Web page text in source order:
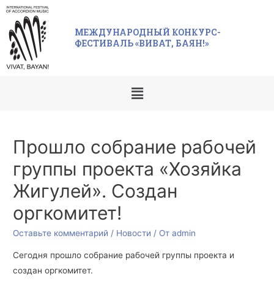
МЕЖДУНАРОДНЫЙ КОНКУРС-
ФЕСТИВАЛЬ «ВИВАТ, БАЯН!»
Прошло собрание рабочей
группы проекта «Хозяйка
Жигулей». Создан
оргкомитет!
Оставьте комментарий / Новости / От admin
Сегодня прошло собрание рабочей группы проекта и
создан оргкомитет.